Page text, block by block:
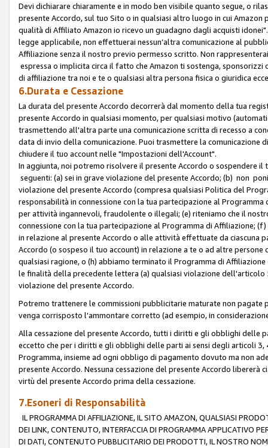
Devi dichiarare chiaramente e in modo ben visibile quanto segue, o
presente Accordo, sul tuo Sito o in qualsiasi altro luogo in cui
qualità di Affiliato Amazon io ricevo un guadagno dagli acquisti
legge applicabile, non effettuerai nessun’altra comunicazione al
Affiliazione senza il nostro previo permesso scritto. Non
espressa o implicita circa il fatto che Amazon ti sostenga,
di affiliazione tra noi e te o qualsiasi altra persona fisica o giuridica
6.Durata e Cessazione
La durata del presente Accordo decorrerà dal momento della tua
presente Accordo in qualsiasi momento, per qualsiasi motivo
trasmettendo all'altra parte una comunicazione scritta di recesso a
data di invio della comunicazione. Puoi trasmettere la
chiudere il tuo account nelle "Impostazioni dell'Account".
In aggiunta, noi potremo risolvere il presente Accordo o sospendere
seguenti: (a) sei in grave violazione del presente Accordo; (b) non
violazione del presente Accordo (compresa qualsiasi Politica del
responsabilità in connessione con la tua partecipazione al
per attività ingannevoli, fraudolente o illegali; (e) riteniamo che il
connessione con la tua partecipazione al Programma di Affiliazione;
in relazione al presente Accordo o alle attività effettuate da ciascuna
Accordo (o sospeso il tuo account) in relazione a te o ad altre
qualsiasi ragione, o (h) abbiamo terminato il Programma di
le finalità della precedente lettera (a) qualsiasi violazione
violazione del presente Accordo.
Potremo trattenere le commissioni pubblicitarie maturate non
venga corrisposto l'ammontare corretto (ad esempio, in
Alla cessazione del presente Accordo, tutti i diritti e gli obblighi delle
eccetto che per i diritti e gli obblighi delle parti ai sensi degli articoli
Programma, insieme ad ogni obbligo di pagamento dovuto ma non
presente Accordo. Nessuna cessazione del presente Accordo
virtù del presente Accordo prima della cessazione.
7.Esoneri di Responsabilità
IL PROGRAMMA DI AFFILIAZIONE, IL SITO AMAZON, QUALSIASI
DEI LINK, CONTENUTO, INTERFACCIA DI PROGRAMMA APPLICATIVO
DI DATI, CONTENUTO PUBBLICITARIO DEI PRODOTTI, IL NOSTRO